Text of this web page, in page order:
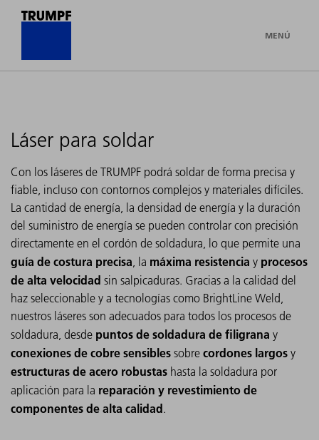
MENÚ
Láser para soldar
Con los láseres de TRUMPF podrá soldar de forma precisa y
fiable, incluso con contornos complejos y materiales difíciles.
La cantidad de energía, la densidad de energía y la duración
del suministro de energía se pueden controlar con precisión
directamente en el cordón de soldadura, lo que permite una
guía de costura precisa, la máxima resistencia y procesos
de alta velocidad sin salpicaduras. Gracias a la calidad del
haz seleccionable y a tecnologías como BrightLine Weld,
nuestros láseres son adecuados para todos los procesos de
soldadura, desde puntos de soldadura de filigrana y
conexiones de cobre sensibles sobre cordones largos y
estructuras de acero robustas hasta la soldadura por
aplicación para la reparación y revestimiento de
componentes de alta calidad.